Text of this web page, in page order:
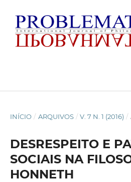
INÍCIO / ARQUIVOS / V. 7 N. 1 (2016) /
DESRESPEITO E
SOCIAIS NA
HONNETH